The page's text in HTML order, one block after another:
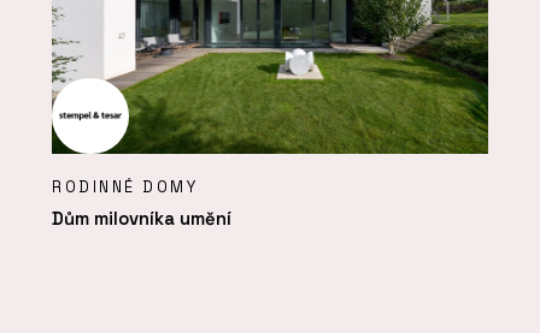
RODINNÉ DOMY
Dům milovníka umění